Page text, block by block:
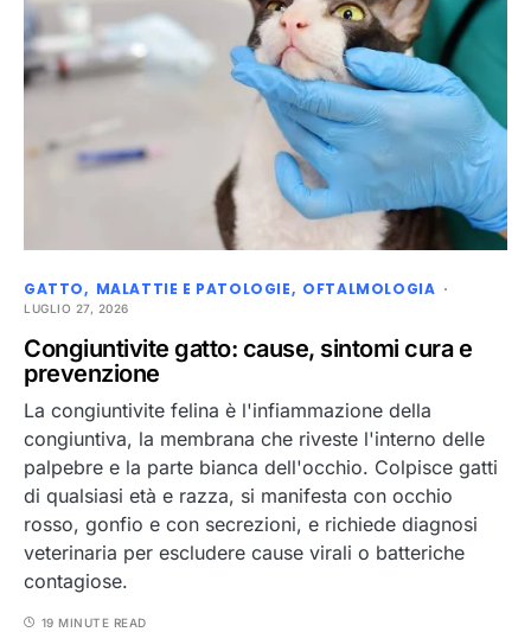
GATTO MALATTIE E PATOLOGIE OFTALMOLOGIA
LUGLIO 27, 2026
Congiuntivite gatto: cause, sintomi cura e
prevenzione
La congiuntivite felina è l'infiammazione della
congiuntiva, la membrana che riveste l'interno delle
palpebre e la parte bianca dell'occhio. Colpisce gatti
di qualsiasi età e razza, si manifesta con occhio
rosso, gonfio e con secrezioni, e richiede diagnosi
veterinaria per escludere cause virali o batteriche
contagiose.
19 MINUTE READ